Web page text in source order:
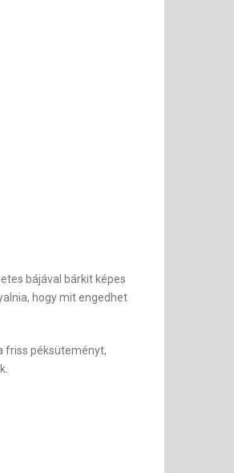
bájával bárkit képes
hogy mit engedhet
friss péksüteményt,